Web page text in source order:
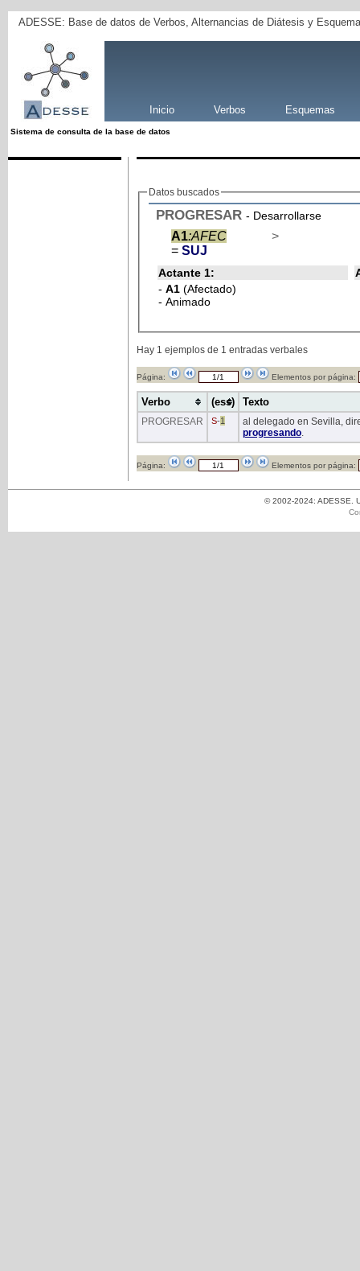
ADESSE: Base de datos de Verbos, Alternancias de Diátesis y
Inicio Verbos Esquemas
Sistema de consulta de la base de datos
Datos buscados
PROGRESAR - Desarrollarse
A1:AFEC
= SUJ
>
Actante 1:
- A1 (Afectado)
- Animado
Hay 1 ejemplos de 1 entradas verbales
Página: Elementos por página:
Verbo (ess) Texto
PROGRESAR S-1
al delegado en Sevilla,
progresando.
Página: Elementos por página:
© 2002-2024: ADESSE.